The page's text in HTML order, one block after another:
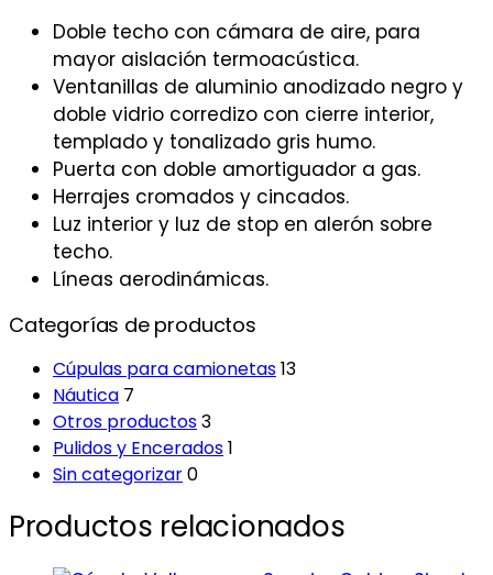
Doble techo con cámara de aire, para
mayor aislación termoacústica.
Ventanillas de aluminio anodizado negro y
doble vidrio corredizo con cierre interior,
templado y tonalizado gris humo.
Puerta con doble amortiguador a gas.
Herrajes cromados y cincados.
Luz interior y luz de stop en alerón sobre
techo.
Líneas aerodinámicas.
Categorías de productos
Cúpulas para camionetas13
Náutica 7
Otros productos3
Pulidos y Encerados1
Sin categorizar0
Productos relacionados